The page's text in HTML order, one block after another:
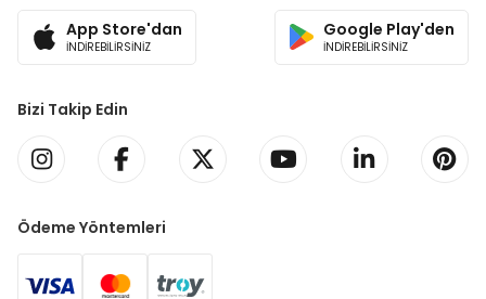
App Store'dan
İNDİREBİLİRSİNİZ
Google Play'den
İNDİREBİLİRSİNİZ
Bizi Takip Edin
Ödeme Yöntemleri